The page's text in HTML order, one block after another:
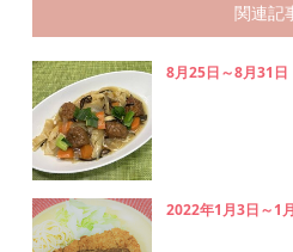
関連記
8月25日～8月31日
2022年1月3日～1